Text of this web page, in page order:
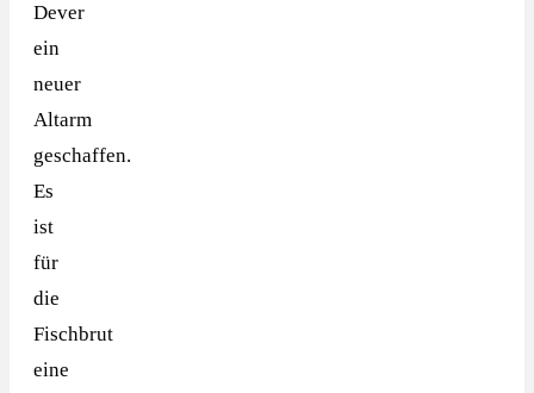
Dever
ein
neuer
Altarm
geschaffen.
Es
ist
für
die
Fischbrut
eine